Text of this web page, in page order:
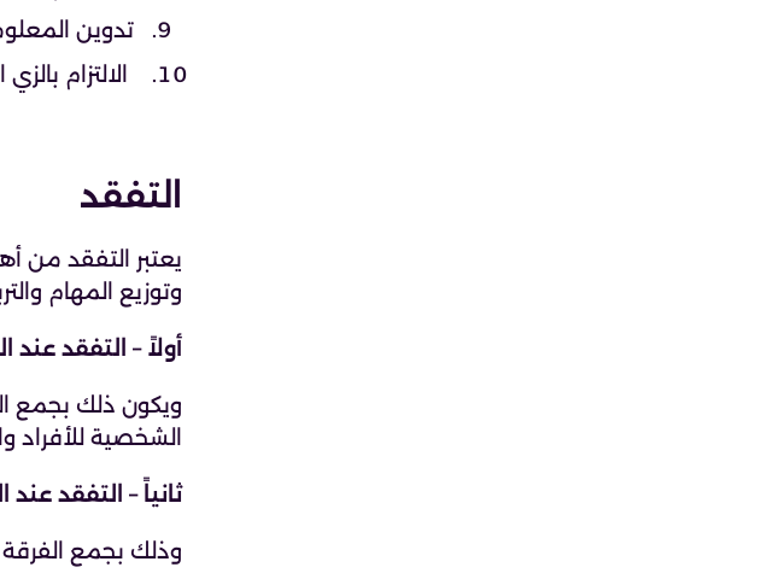
تدوين
الالتزام
التفقد
يعتبر التفقد من
وتوزيع المهام
أولاً – التفقد
ويكون ذلك بجمع
الشخصية للأفراد
ثانياً – التفقد
وذلك بجمع الفرقة